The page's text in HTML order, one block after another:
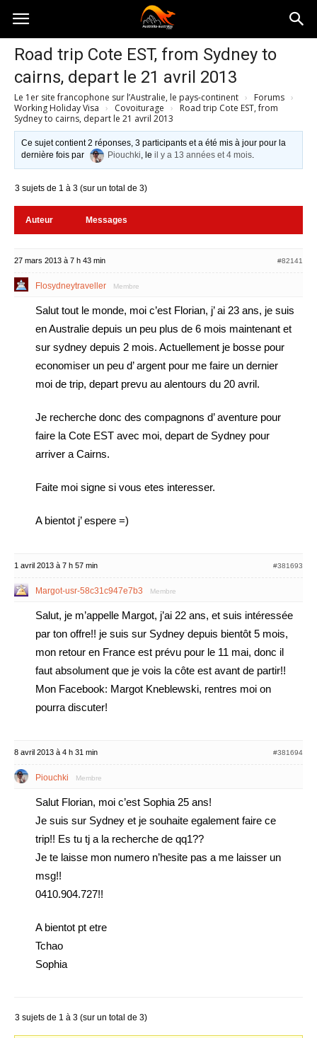
Australia-
australie.com
Road trip Cote EST, from Sydney to
cairns, depart le 21 avril 2013
Le 1er site francophone sur l’Australie, le pays-continent › Forums ›
Working Holiday Visa › Covoiturage ›
Road trip Cote EST, from
Sydney to cairns, depart le 21 avril 2013
Ce sujet contient 2 réponses, 3 participants et a été mis à jour pour la
dernière fois par
Piouchki, leil y a 13 années et 4 mois.
3 sujets de 1 à 3 (sur un total de 3)
Auteur Messages
27 mars 2013 à 7 h 43 min #82141
Flosydneytraveller Membre
Salut tout le monde, moi c’est Florian, j’ ai 23 ans, je suis
en Australie depuis un peu plus de 6 mois maintenant et
sur sydney depuis 2 mois. Actuellement je bosse pour
economiser un peu d’ argent pour me faire un dernier
moi de trip, depart prevu au alentours du 20 avril.
Je recherche donc des compagnons d’ aventure pour
faire la Cote EST avec moi, depart de Sydney pour
arriver a Cairns.
Faite moi signe si vous etes interesser.
A bientot j’ espere =)
1 avril 2013 à 7 h 57 min #381693
Margot-usr-58c31c947e7b3 Membre
Salut, je m’appelle Margot, j’ai 22 ans, et suis intéressée
par ton offre!! je suis sur Sydney depuis bientôt 5 mois,
mon retour en France est prévu pour le 11 mai, donc il
faut absolument que je vois la côte est avant de partir!!
Mon Facebook: Margot Kneblewski, rentres moi on
pourra discuter!
8 avril 2013 à 4 h 31 min #381694
Piouchki Membre
Salut Florian, moi c’est Sophia 25 ans!
Je suis sur Sydney et je souhaite egalement faire ce
trip!! Es tu tj a la recherche de qq1??
Je te laisse mon numero n’hesite pas a me laisser un
msg!!
0410.904.727!!
A bientot pt etre
Tchao
Sophia
3 sujets de 1 à 3 (sur un total de 3)